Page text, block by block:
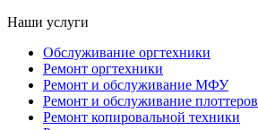
Наши услуги
Обслуживание оргтехники
Ремонт оргтехники
Ремонт и обслуживание МФУ
Ремонт и обслуживание плоттеров
Ремонт копировальной техники